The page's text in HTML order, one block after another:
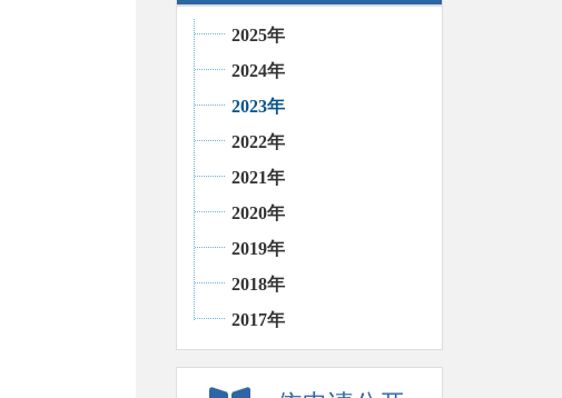
2025年
2024年
2023年
2022年
2021年
2020年
2019年
2018年
2017年